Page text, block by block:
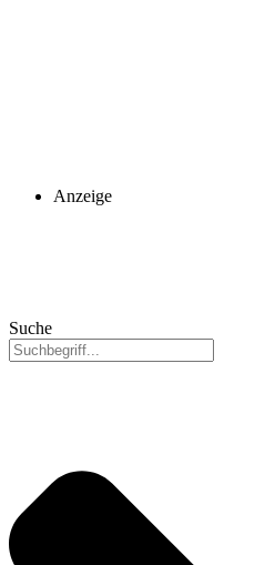
Anzeige
Suche